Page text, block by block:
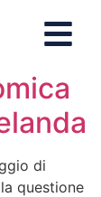
di
questione